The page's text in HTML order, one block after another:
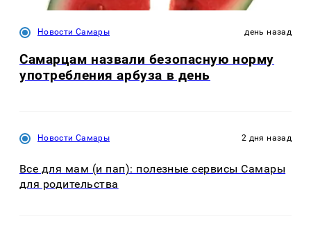
Новости Самары день назад
Самарцам назвали безопасную норму
употребления арбуза в день
Новости Самары 2 дня назад
Все для мам (и пап): полезные сервисы Самары
для родительства